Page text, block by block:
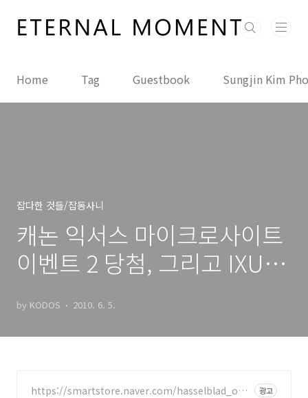
Home Tag Guestbook Sungjin Kim
잡다한 것들/잡동사니
캐논 익서스 마이크로사이트
이벤트 2 당첨, 그리고 IXUS
by KODOS 2010. 6. 5.
https://smartstore.naver.com/hasselblad_offic
광고